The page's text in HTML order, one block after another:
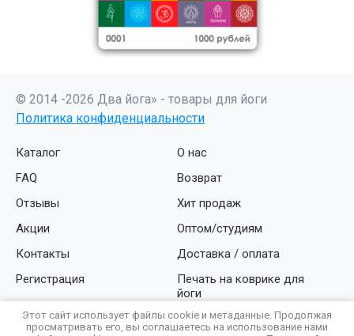
© 2014 -2026 Два йога» - товары для йоги
Политика конфиденциальности
Каталог
О нас
FAQ
Возврат
Отзывы
Хит продаж
Акции
Оптом/студиям
Контакты
Доставка / оплата
Регистрация
Печать на коврике для
йоги
компания Мегагруп: разработка интернет магазина
Этот сайт использует файлы cookie и метаданные. Продолжая
просматривать его, вы соглашаетесь на использование нами